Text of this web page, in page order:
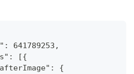
641789253,
[{
"afterImage": {